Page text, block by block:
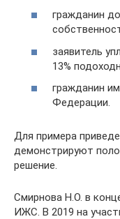
гражданин
заявитель
13%
гражданин
Федерации.
Для примера
демонстрируют
решение.
Смирнова Н.О. в
ИЖС. В 2019 на